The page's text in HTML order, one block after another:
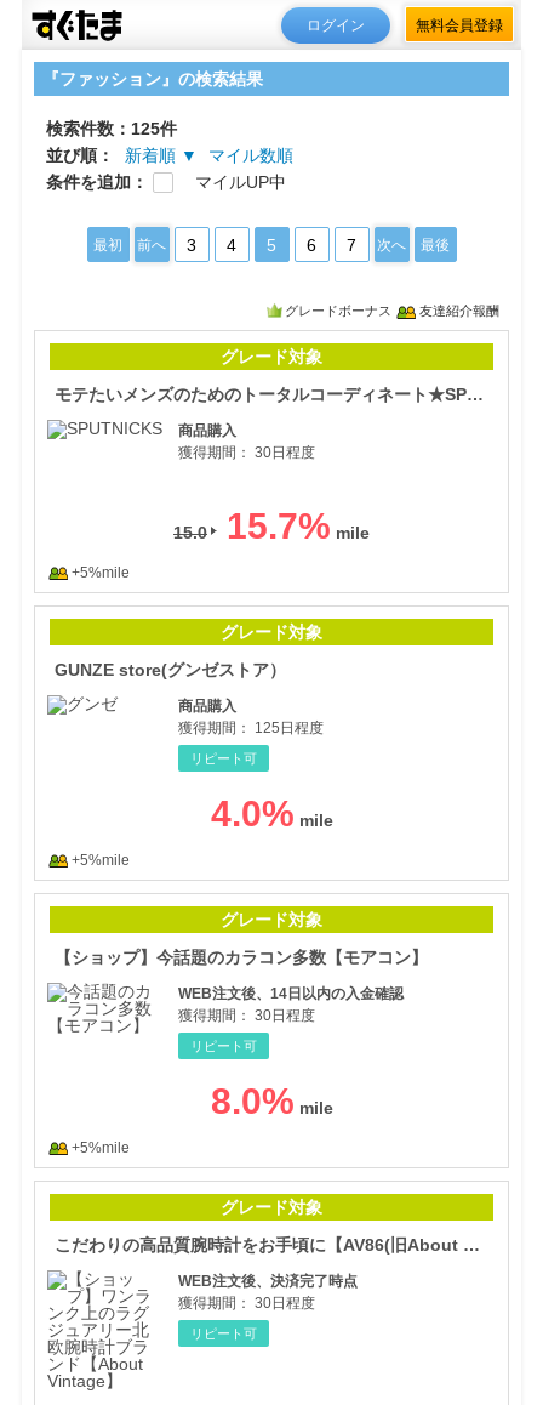
ログイン 無料会員登録
『ファッション』の検索結果
検索件数：125件
並び順：
新着順 ▼
マイル数順
条件を追加：
マイルUP中
最初 前へ 3 4 5 6 7 次へ 最後
グレードボーナス 友達紹介報酬
グレード対象
モテたいメンズのためのトータルコーディネート★SPUTNICKS★（スプートニクス）
商品購入
獲得期間： 30日程度
15.0 15.7%
+5%mile
グレード対象
GUNZE store(グンゼストア）
商品購入
獲得期間：
125日程度
リピート可
4.0%
+5%mile
グレード対象
【ショップ】今話題のカラコン多数【モアコン】
WEB注文後、14日以内の入金確認
獲得期間： 30日程度
リピート可
8.0%
+5%mile
グレード対象
こだわりの高品質腕時計をお手頃に【AV86(旧About Vintage) 】
WEB注文後、決済完了時点
獲得期間： 30日程度
リピート可